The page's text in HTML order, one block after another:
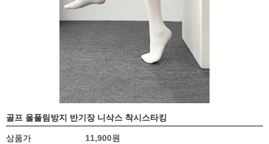
골프 올풀림방지 반기장 니삭스 착시스타킹
상품가 11,900원